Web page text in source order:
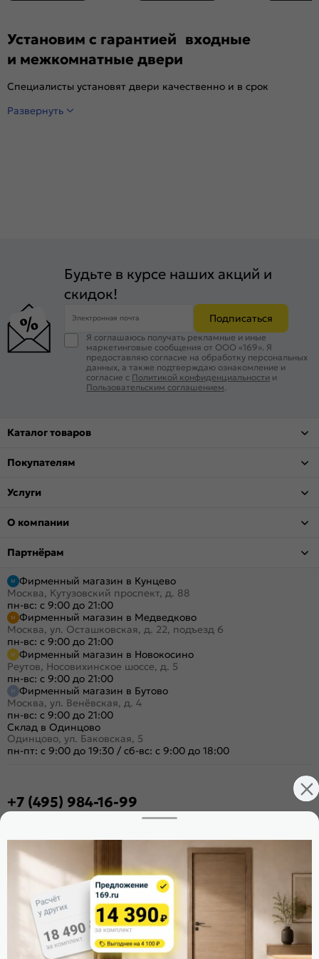
Установим с гарантией входные
и межкомнатные двери
Специалисты установят двери качественно и в срок
Развернуть
Будьте в курсе наших акций и
скидок!
Электронная почта Подписаться
Я соглашаюсь получать рекламные и иные
маркетинговые сообщения от ООО «169». Я
предоставляю согласие на обработку персональных
данных, а также подтверждаю ознакомление и
согласие с Политикой конфиденциальности и
Пользовательским соглашением
Каталог товаров
Покупателям
Услуги
О компании
Партнёрам
Фирменный магазин в Кунцево
Москва, Кутузовский проспект, д. 88
пн-вс: с 9:00 до 21:00
Фирменный магазин в Медведково
Москва, ул. Осташковская, д. 22, подъезд 6
пн-вс: с 9:00 до 21:00
Фирменный магазин в Новокосино
Реутов, Носовихинское шоссе, д. 5
пн-вс: с 9:00 до 21:00
Фирменный магазин в Бутово
Москва, ул. Венёвская, д. 4
пн-вс: с 9:00 до 21:00
Склад в Одинцово
Одинцово, ул. Баковская, 5
пн-пт: с 9:00 до 19:30 / сб-вс: с 9:00 до 18:00
+7 (495) 984-16-99
Поделиться
Оцените магазин